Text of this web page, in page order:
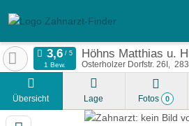
Höhns Matthias u.
Osterholzer Dorfstr. 26I
1 Bew.
Übersicht Lage Fotos 0